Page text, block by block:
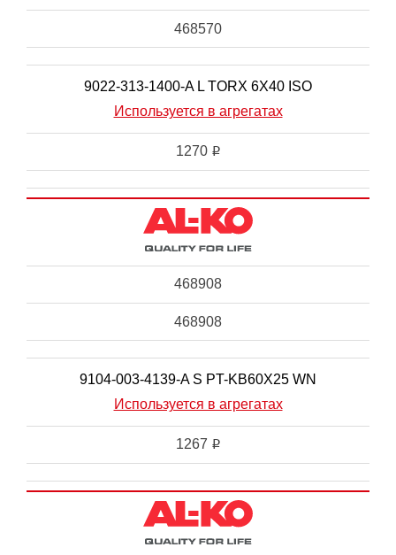
468570
9022-313-1400-A L TORX 6X40 ISO
Используется в агрегатах
1270 i
468908
468908
9104-003-4139-A S PT-KB60X25 WN
Используется в агрегатах
1267 i